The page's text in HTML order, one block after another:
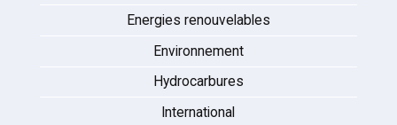
Energies renouvelables
Environnement
Hydrocarbures
International